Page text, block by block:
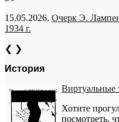
15.05.2026. Очерк Э.
1934 г.
❮ ❯
История
Виртуальные
Хотите
посмотреть,